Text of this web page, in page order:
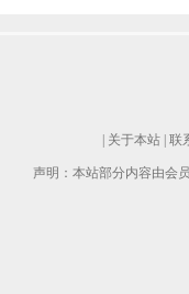
关于本站 联
声明：本站部分内容由会